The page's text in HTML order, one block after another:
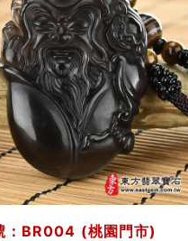
：BR004 (桃園門市)